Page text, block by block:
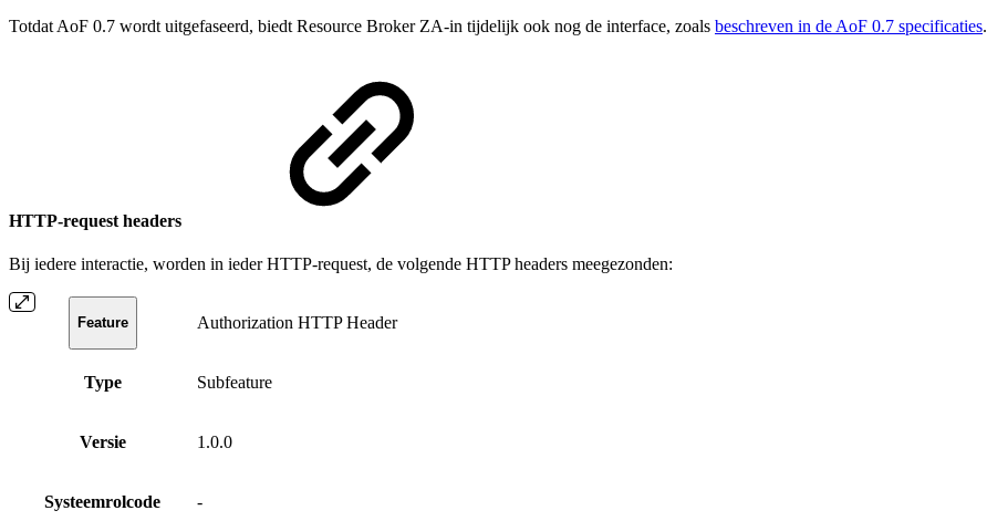
Totdat AoF 0.7 wordt uitgefaseerd, biedt Resource Broker ZA-in tijdelijk ook nog de interface, zoals beschreven in de AoF 0.7 specificaties.
HTTP-request headers
Bij iedere interactie, worden in ieder HTTP-request, de volgende HTTP headers meegezonden:
Feature Authorization HTTP Header
Type Subfeature
Versie 1.0.0
Systeemrolcode -